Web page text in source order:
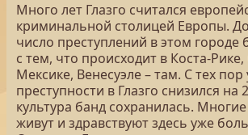
Много лет Глазго считался
криминальной столицей Европы.
число преступлений в этом
с тем, что происходит в Коста-
Мексике, Венесуэле – там. С тех
преступности в Глазго снизился на
культура банд сохранилась.
живут и здравствуют здесь уже